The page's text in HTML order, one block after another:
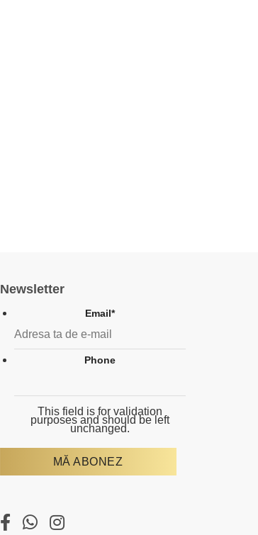
Newsletter
Email*
Phone
This field is for validation
purposes and should be left
unchanged.